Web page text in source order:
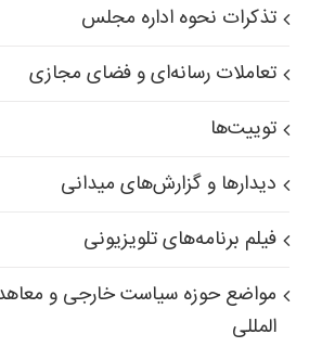
تذکرات نحوه اداره مجلس
تعاملات رسانه‌ای و فضای مجازی
توییت‌ها
دیدارها و گزارش‌های میدانی
فیلم برنامه‌های تلویزیونی
مواضع حوزه سیاست خارجی و
المللی